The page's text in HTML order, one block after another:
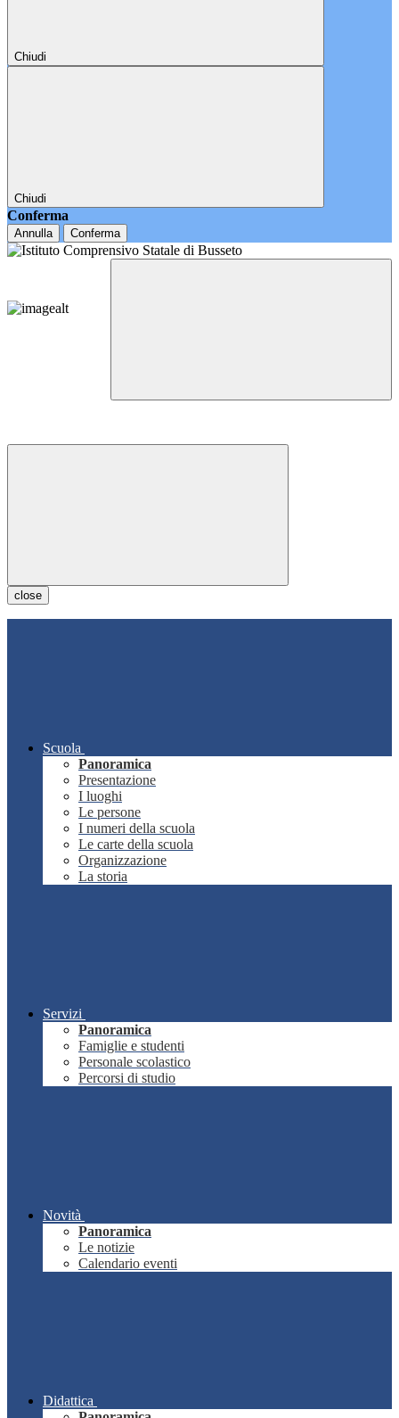
Chiudi
Chiudi
Conferma
Annulla Conferma
close
Scuola
Panoramica
Presentazione
I luoghi
Le persone
I numeri della scuola
Le carte della scuola
Organizzazione
La storia
Servizi
Panoramica
Famiglie e studenti
Personale scolastico
Percorsi di studio
Novità
Panoramica
Le notizie
Calendario eventi
Didattica